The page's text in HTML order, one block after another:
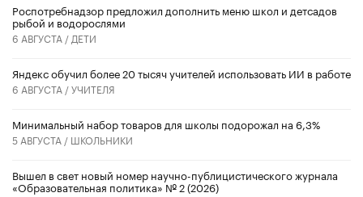
Роспотребнадзор предложил дополнить меню школ и детсадов
рыбой и водорослями
6 АВГУСТА / ДЕТИ
​Яндекс обучил более 20 тысяч учителей использовать ИИ в работе
6 АВГУСТА /УЧИТЕЛЯ
Минимальный набор товаров для школы подорожал на 6,3%
5 АВГУСТА / ШКОЛЬНИКИ
Вышел в свет новый номер научно-публицистического журнала
«Образовательная политика» № 2 (2026)